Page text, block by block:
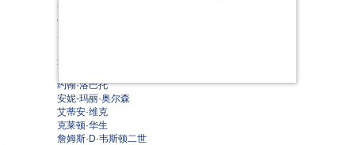
安德鲁·卡德威尔
伊恩·皮里
迈克尔·J·格温
约翰·洛巴托
安妮-玛丽·奥尔森
艾蒂安·维克
克莱顿·华生
詹姆斯·D·韦斯顿二世